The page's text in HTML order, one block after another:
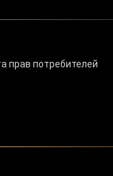
прав потребителей